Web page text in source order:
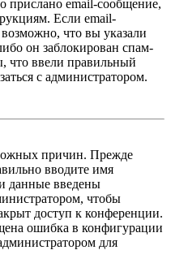
прислано email-сообщение,
Если email-
что вы указали
он заблокирован спам-
что ввели правильный
с администратором.
причин. Прежде
вводите имя
данные введены
чтобы
доступ к конференции.
ошибка в конфигурации
для